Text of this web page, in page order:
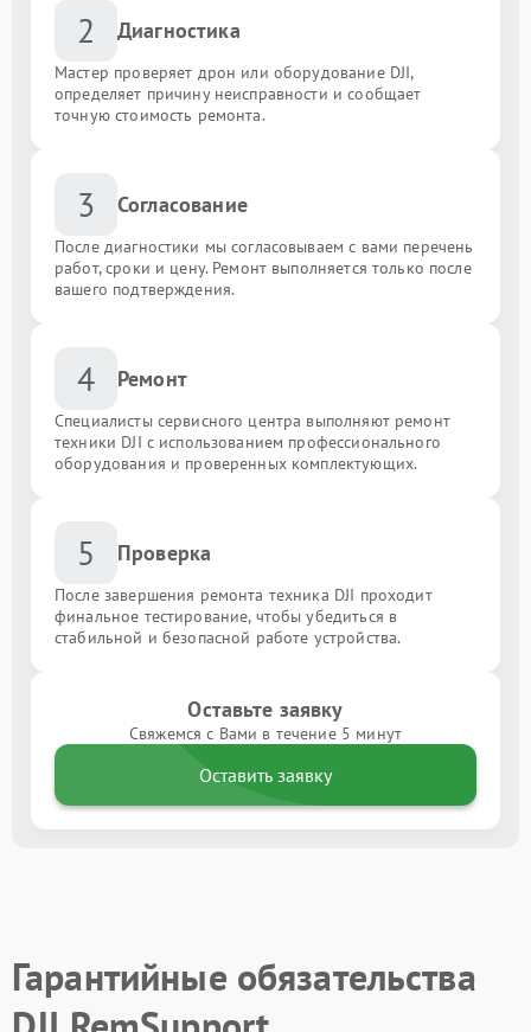
2 Диагностика
Мастер проверяет дрон или оборудование DJI,
определяет причину неисправности и сообщает
точную стоимость ремонта.
3 Согласование
После диагностики мы согласовываем с вами перечень
работ, сроки и цену. Ремонт выполняется только после
вашего подтверждения.
4 Ремонт
Специалисты сервисного центра выполняют ремонт
техники DJI с использованием профессионального
оборудования и проверенных комплектующих.
5 Проверка
После завершения ремонта техника DJI проходит
финальное тестирование, чтобы убедиться в
стабильной и безопасной работе устройства.
Оставьте заявку
Свяжемся с Вами в течение 5 минут
Оставить заявку
Гарантийные обязательства